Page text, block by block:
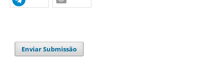
Enviar Submissão